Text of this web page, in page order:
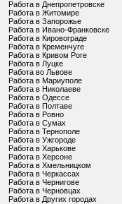
Работа в Днепропетровске
Работа в Житомире
Работа в Запорожье
Работа в Ивано-Франковске
Работа в Кировограде
Работа в Кременчуге
Работа в Кривом Роге
Работа в Луцке
Работа во Львове
Работа в Мариуполе
Работа в Николаеве
Работа в Одессе
Работа в Полтаве
Работа в Ровно
Работа в Сумах
Работа в Тернополе
Работа в Ужгороде
Работа в Харькове
Работа в Херсоне
Работа в Хмельницком
Работа в Черкассах
Работа в Чернигове
Работа в Черновцах
Работа в Других городах